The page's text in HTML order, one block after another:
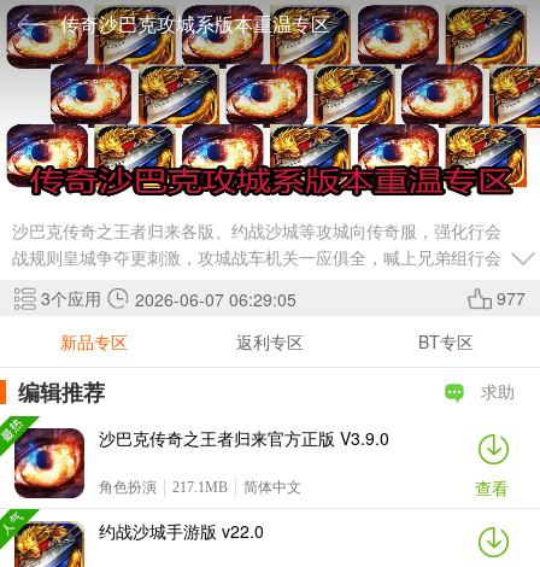
传奇沙巴克攻城系版本重温专区
沙巴克传奇之王者归来各版、约战沙城等攻城向传奇服，强化行会
战规则皇城争夺更刺激，攻城战车机关一应俱全，喊上兄弟组行会
今晚就推沙巴克。
3个应用 2026-06-07 06:29:05
977
新品专区
返利专区 BT专区
编辑推荐
沙巴克传奇之王者归来官方正版 V3.9.0
角色扮演 217.1MB 简体中文
查看
约战沙城手游版 v22.0
求助